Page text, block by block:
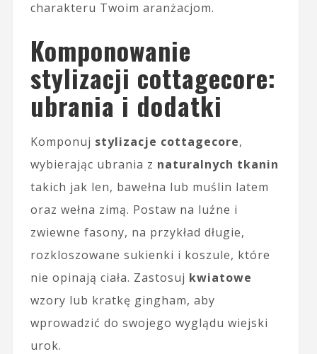
charakteru Twoim aranżacjom.
Komponowanie
stylizacji cottagecore:
ubrania i dodatki
Komponuj stylizacje cottagecore,
wybierając ubrania z naturalnych tkanin
takich jak len, bawełna lub muślin latem
oraz wełna zimą. Postaw na luźne i
zwiewne fasony, na przykład długie,
rozkloszowane sukienki i koszule, które
nie opinają ciała. Zastosuj kwiatowe
wzory lub kratkę gingham, aby
wprowadzić do swojego wyglądu wiejski
urok.